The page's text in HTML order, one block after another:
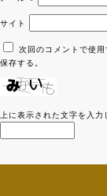
サイト
次回のコメントで使
保存する。
上に表示された文字を入力